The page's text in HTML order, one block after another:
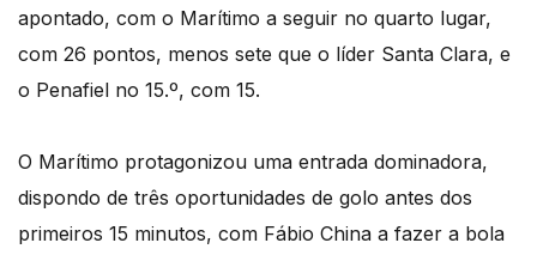
apontado, com o Marítimo a seguir no quarto lugar,
com 26 pontos, menos sete que o líder Santa Clara, e
o Penafiel no 15.º, com 15.
O Marítimo protagonizou uma entrada dominadora,
dispondo de três oportunidades de golo antes dos
primeiros 15 minutos, com Fábio China a fazer a bola